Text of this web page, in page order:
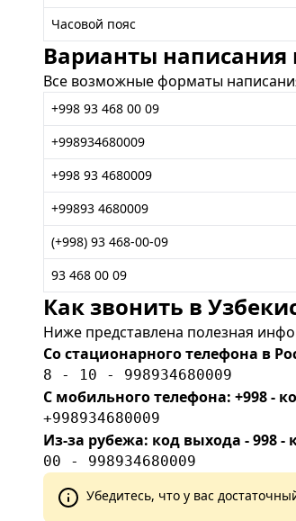
Часовой пояс
Варианты написания
Все возможные форматы
+998 93 468 00 09
+998934680009
+998 93 4680009
+99893 4680009
(+998) 93 468-00-09
93 468 00 09
Как звонить в
Ниже представлена полезная
Со стационарного телефона в
8 - 10 - 998934680009
С мобильного телефона: +998 -
+998934680009
Из-за рубежа: код выхода - 998 -
00 - 998934680009
Убедитесь, что у вас